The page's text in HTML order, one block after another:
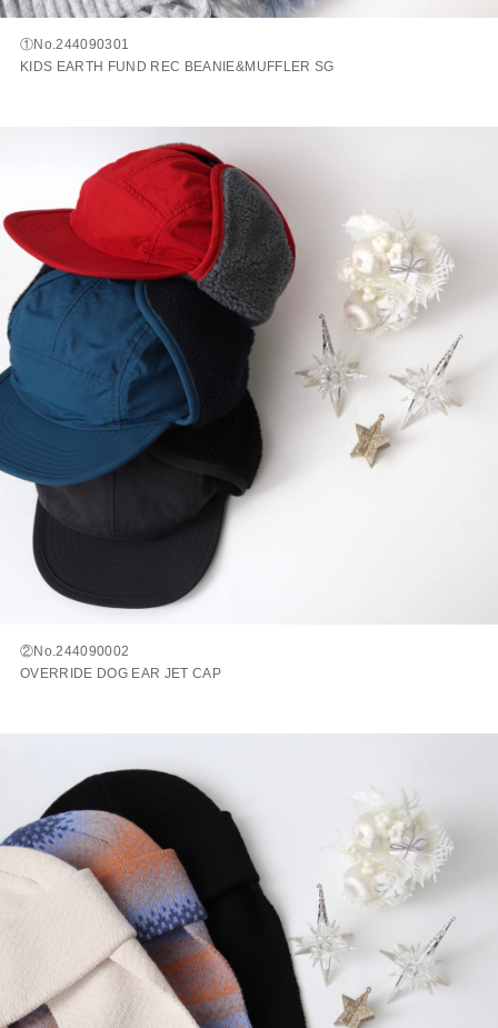
①No.244090301
KIDS EARTH FUND REC BEANIE&MUFFLER SG
②No.244090002
OVERRIDE DOG EAR JET CAP